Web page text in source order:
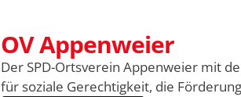
OV Appenweier
Der SPD-Ortsverein Appenweier mit
für soziale Gerechtigkeit, die